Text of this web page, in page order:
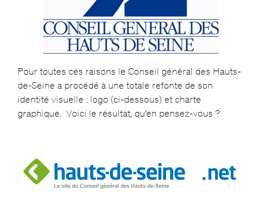
Pour toutes ces raisons le Conseil général des Hauts-
de-Seine a procédé à une totale refonte de son
identité visuelle : logo (ci-dessous) et charte
graphique. Voici le résultat, qu’en pensez-vous ?